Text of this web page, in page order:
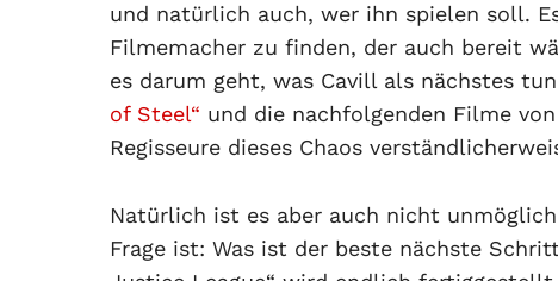
und natürlich auch, wer ihn spielen soll.
Filmemacher zu finden, der auch bereit
es darum geht, was Cavill als nächstes
of Steel“ und die nachfolgenden Filme
Regisseure dieses Chaos
Natürlich ist es aber auch nicht
Frage ist: Was ist der beste nächste